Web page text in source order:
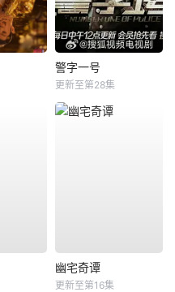
警字一号
更新至第28集
幽宅奇谭
更新至第16集